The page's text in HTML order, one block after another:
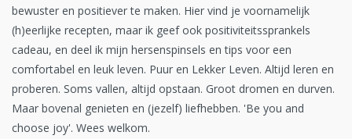
bewuster en positiever te maken. Hier vind je voornamelijk
(h)eerlijke recepten, maar ik geef ook positiviteitssprankels
cadeau, en deel ik mijn hersenspinsels en tips voor een
comfortabel en leuk leven. Puur en Lekker Leven. Altijd leren en
proberen. Soms vallen, altijd opstaan. Groot dromen en durven.
Maar bovenal genieten en (jezelf) liefhebben. 'Be you and
choose joy'. Wees welkom.